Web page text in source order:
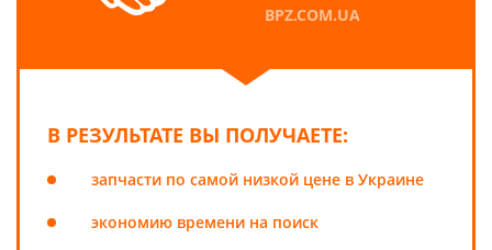
BPZ.COM.UA
В РЕЗУЛЬТАТЕ ВЫ ПОЛУЧАЕТЕ:
запчасти по самой низкой цене в Украине
экономию времени на поиск